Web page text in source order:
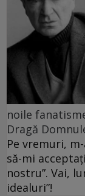
noile
Dragă
Pe vremuri,
să-mi
nostru”. Vai,
idealuri”!